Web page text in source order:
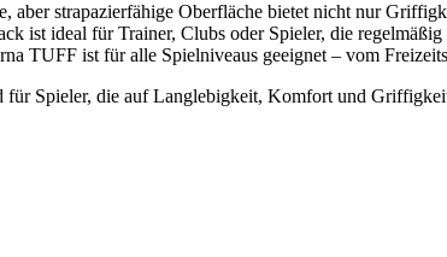
aber strapazierfähige Oberfläche bietet nicht nur
ist ideal für Trainer, Clubs oder Spieler, die
TUFF ist für alle Spielniveaus geeignet – vom
für Spieler, die auf Langlebigkeit, Komfort und